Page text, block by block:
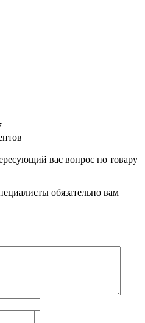
вас вопрос по товару
обязательно вам